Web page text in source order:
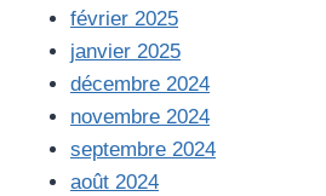
février 2025
janvier 2025
décembre 2024
novembre 2024
septembre 2024
août 2024